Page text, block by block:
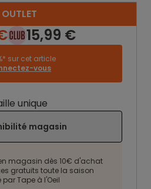
OUTLET
15,99 €
sur cet article
vous
unique
magasin
magasin dès 10€ d'achat
gratuits toute la saison
Tape à l'Oeil